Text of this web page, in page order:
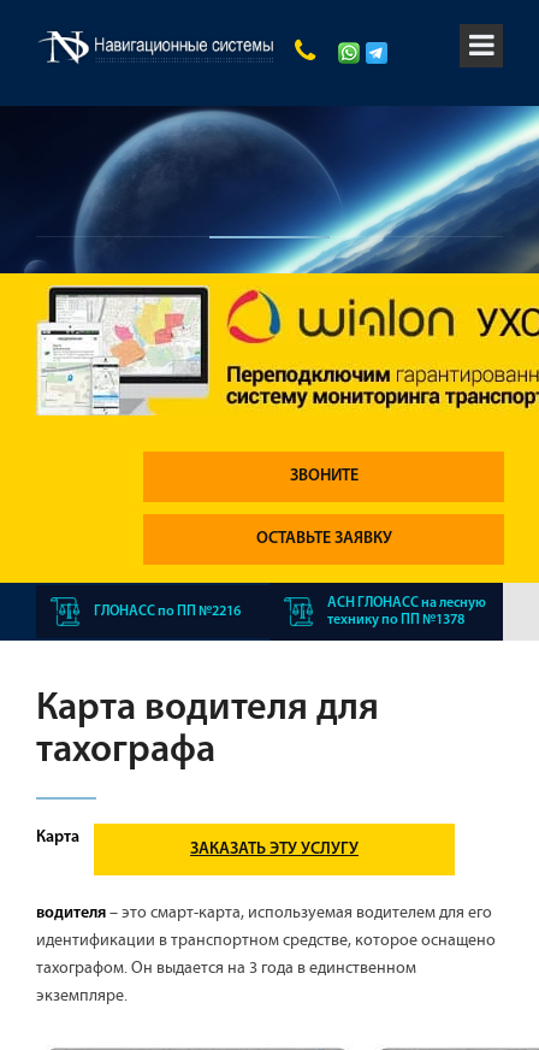
ЗВОНИТЕ
ОСТАВЬТЕ ЗАЯВКУ
ГЛОНАСС по ПП №2216
АСН ГЛОНАСС на лесную
технику по ПП №1378
Карта водителя для
тахографа
ЗАКАЗАТЬ ЭТУ УСЛУГУ
Карта
водителя – это смарт-карта, используемая водителем для его
идентификации в транспортном средстве, которое оснащено
тахографом. Он выдается на 3 года в единственном
экземпляре.